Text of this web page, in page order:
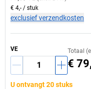
€ 4,- / stuk
exclusief verzendkosten
VE Totaal
€
U ontvangt 20 stuks